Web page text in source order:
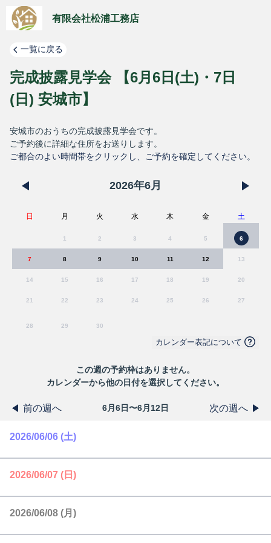
有限会社松浦工務店
一覧に戻る
完成披露見学会 【6月6日(土)・7日
(日) 安城市】
安城市のおうちの完成披露見学会です。
ご予約後に詳細な住所をお送りします。
ご都合のよい時間帯をクリックし、ご予約を確定してください。
2026年6月
日 月 火 水 木 金 土
1 2 3 4 5 6
7 8 9 10 11 12 13
14 15 16 17 18 19 20
21 22 23 24 25 26 27
28 29 30
カレンダー表記について
この週の予約枠はありません。
カレンダーから他の日付を選択してください。
前の週へ 6月6日〜6月12日 次の週へ
2026/06/06 (土)
2026/06/07 (日)
2026/06/08 (月)